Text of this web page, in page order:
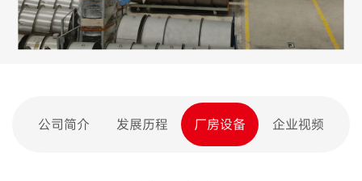
公司简介 发展历程 厂房设备 企业视频